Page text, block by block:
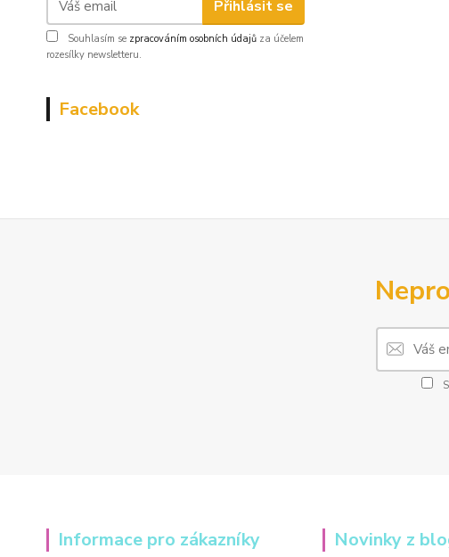
Přihlásit se
Souhlasím se zpracováním osobních údajů za účelem
rozesílky newsletteru.
Facebook
Informace pro zákazníky Novinky z